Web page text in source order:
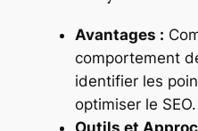
Avantages :
comportement
identifier les
optimiser le SEO.